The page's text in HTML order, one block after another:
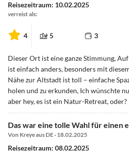
Reisezeitraum: 10.02.2025
verreist als:
4 5 3
Dieser Ort ist eine ganze Stimmung,
ist einfach anders, besonders mit
Nähe zur Altstadt ist toll – einfache
holen und zu erkunden, Ich wünschte
aber hey, es ist ein Natur-Retreat, oder?
Das war eine tolle Wahl für einen
Von Kreye aus DE · 18.02.2025
Reisezeitraum: 08.02.2025